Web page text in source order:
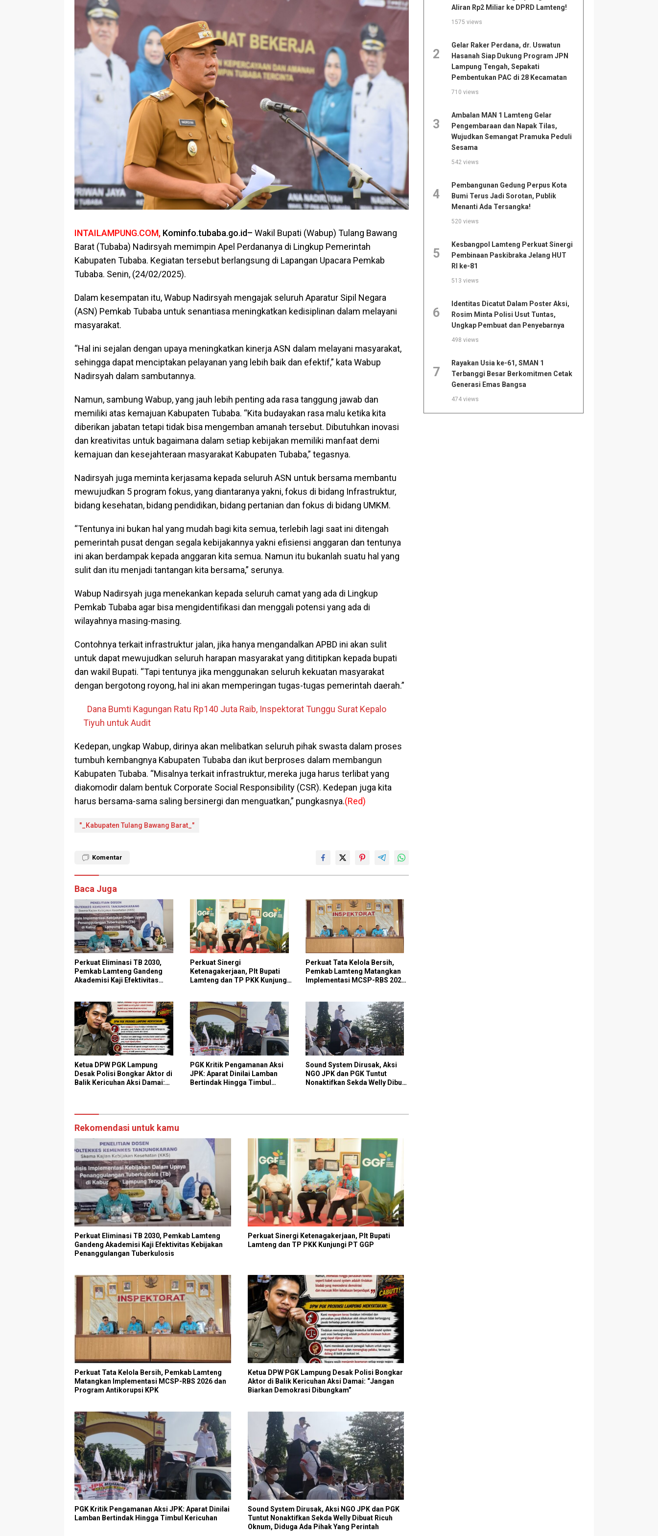
INTAILAMPUNG.COM, Kominfo.tubaba.go.id– Wakil Bupati (Wabup) Tulang Bawang
Barat (Tubaba) Nadirsyah memimpin Apel Perdananya di Lingkup Pemerintah
Kabupaten Tubaba. Kegiatan tersebut berlangsung di Lapangan Upacara Pemkab
Tubaba. Senin, (24/02/2025).
Dalam kesempatan itu, Wabup Nadirsyah mengajak seluruh Aparatur Sipil Negara
(ASN) Pemkab Tubaba untuk senantiasa meningkatkan kedisiplinan dalam melayani
masyarakat.
“Hal ini sejalan dengan upaya meningkatkan kinerja ASN dalam melayani masyarakat,
sehingga dapat menciptakan pelayanan yang lebih baik dan efektif,” kata Wabup
Nadirsyah dalam sambutannya.
Namun, sambung Wabup, yang jauh lebih penting ada rasa tanggung jawab dan
memiliki atas kemajuan Kabupaten Tubaba. “Kita budayakan rasa malu ketika kita
diberikan jabatan tetapi tidak bisa mengemban amanah tersebut. Dibutuhkan inovasi
dan kreativitas untuk bagaimana dalam setiap kebijakan memiliki manfaat demi
kemajuan dan kesejahteraan masyarakat Kabupaten Tubaba,” tegasnya.
Nadirsyah juga meminta kerjasama kepada seluruh ASN untuk bersama membantu
mewujudkan 5 program fokus, yang diantaranya yakni, fokus di bidang Infrastruktur,
bidang kesehatan, bidang pendidikan, bidang pertanian dan fokus di bidang UMKM.
“Tentunya ini bukan hal yang mudah bagi kita semua, terlebih lagi saat ini ditengah
pemerintah pusat dengan segala kebijakannya yakni efisiensi anggaran dan tentunya
ini akan berdampak kepada anggaran kita semua. Namun itu bukanlah suatu hal yang
sulit dan itu menjadi tantangan kita bersama,” serunya.
Wabup Nadirsyah juga menekankan kepada seluruh camat yang ada di Lingkup
Pemkab Tubaba agar bisa mengidentifikasi dan menggali potensi yang ada di
wilayahnya masing-masing.
Contohnya terkait infrastruktur jalan, jika hanya mengandalkan APBD ini akan sulit
untuk dapat mewujudkan seluruh harapan masyarakat yang dititipkan kepada bupati
dan wakil Bupati. “Tapi tentunya jika menggunakan seluruh kekuatan masyarakat
dengan bergotong royong, hal ini akan memperingan tugas-tugas pemerintah daerah.”
Dana Bumti Kagungan Ratu Rp140 Juta Raib, Inspektorat Tunggu Surat Kepalo
Tiyuh untuk Audit
Kedepan, ungkap Wabup, dirinya akan melibatkan seluruh pihak swasta dalam proses
tumbuh kembangnya Kabupaten Tubaba dan ikut berproses dalam membangun
Kabupaten Tubaba. “Misalnya terkait infrastruktur, mereka juga harus terlibat yang
diakomodir dalam bentuk Corporate Social Responsibility (CSR). Kedepan juga kita
harus bersama-sama saling bersinergi dan menguatkan,” pungkasnya.(Red)
"_Kabupaten Tulang Bawang Barat_"
Komentar
Baca Juga
Perkuat Eliminasi TB 2030,
Pemkab Lamteng Gandeng
Akademisi Kaji Efektivitas
Perkuat Sinergi
Ketenagakerjaan, Plt Bupati
Lamteng dan TP PKK Kunjungi
Perkuat Tata Kelola Bersih,
Pemkab Lamteng Matangkan
Implementasi MCSP-RBS 2026
Ketua DPW PGK Lampung
Desak Polisi Bongkar Aktor di
Balik Kericuhan Aksi Damai:
PGK Kritik Pengamanan Aksi
JPK: Aparat Dinilai Lamban
Bertindak Hingga Timbul
Sound System Dirusak, Aksi
NGO JPK dan PGK Tuntut
Nonaktifkan Sekda Welly Dibuat
Rekomendasi untuk kamu
Perkuat Eliminasi TB 2030, Pemkab Lamteng
Gandeng Akademisi Kaji Efektivitas Kebijakan
Penanggulangan Tuberkulosis
Perkuat Sinergi Ketenagakerjaan, Plt Bupati
Lamteng dan TP PKK Kunjungi PT GGP
Perkuat Tata Kelola Bersih, Pemkab Lamteng
Matangkan Implementasi MCSP-RBS 2026 dan
Program Antikorupsi KPK
Ketua DPW PGK Lampung Desak Polisi Bongkar
Aktor di Balik Kericuhan Aksi Damai: “Jangan
Biarkan Demokrasi Dibungkam”
PGK Kritik Pengamanan Aksi JPK: Aparat Dinilai
Lamban Bertindak Hingga Timbul Kericuhan
Sound System Dirusak, Aksi NGO JPK dan PGK
Tuntut Nonaktifkan Sekda Welly Dibuat Ricuh
Oknum, Diduga Ada Pihak Yang Perintah
Aliran Rp2 Miliar ke DPRD Lamteng!
1575 views
2
Gelar Raker Perdana, dr. Uswatun
Hasanah Siap Dukung Program JPN
Lampung Tengah, Sepakati
Pembentukan PAC di 28 Kecamatan
710 views
3
Ambalan MAN 1 Lamteng Gelar
Pengembaraan dan Napak Tilas,
Wujudkan Semangat Pramuka Peduli
Sesama
542 views
4
Pembangunan Gedung Perpus Kota
Bumi Terus Jadi Sorotan, Publik
Menanti Ada Tersangka!
520 views
5
Kesbangpol Lamteng Perkuat Sinergi
Pembinaan Paskibraka Jelang HUT
RI ke-81
513 views
6
Identitas Dicatut Dalam Poster Aksi,
Rosim Minta Polisi Usut Tuntas,
Ungkap Pembuat dan Penyebarnya
498 views
7
Rayakan Usia ke-61, SMAN 1
Terbanggi Besar Berkomitmen Cetak
Generasi Emas Bangsa
474 views